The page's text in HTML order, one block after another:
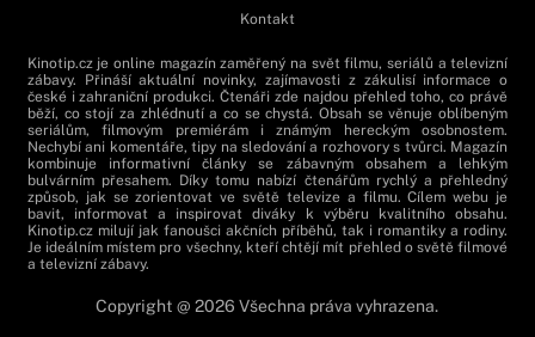
Kontakt
Kinotip.cz je online magazín zaměřený na svět filmu, seriálů a televizní
zábavy. Přináší aktuální novinky, zajímavosti z zákulisí informace o
české i zahraniční produkci. Čtenáři zde najdou přehled toho, co právě
běží, co stojí za zhlédnutí a co se chystá. Obsah se věnuje oblíbeným
seriálům, filmovým premiérám i známým hereckým osobnostem.
Nechybí ani komentáře, tipy na sledování a rozhovory s tvůrci. Magazín
kombinuje informativní články se zábavným obsahem a lehkým
bulvárním přesahem. Díky tomu nabízí čtenářům rychlý a přehledný
způsob, jak se zorientovat ve světě televize a filmu. Cílem webu je
bavit, informovat a inspirovat diváky k výběru kvalitního obsahu.
Kinotip.cz milují jak fanoušci akčních příběhů, tak i romantiky a rodiny.
Je ideálním místem pro všechny, kteří chtějí mít přehled o světě filmové
a televizní zábavy.
Copyright @ 2026 Všechna práva vyhrazena.